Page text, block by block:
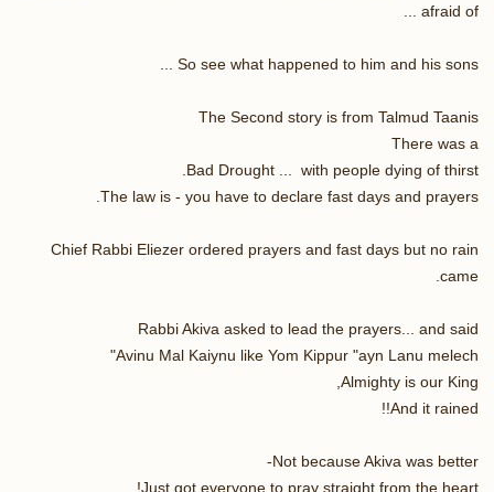
afraid of ...
So see what happened to him and his sons ...
The Second story is from Talmud Taanis
There was a
Bad Drought ... with people dying of thirst.
The law is - you have to declare fast days and prayers.
Chief Rabbi Eliezer ordered prayers and fast days but no rain
came.
Rabbi Akiva asked to lead the prayers... and said
Avinu Mal Kaiynu like Yom Kippur "ayn Lanu melech"
Almighty is our King,
And it rained!!
Not because Akiva was better-
Just got everyone to pray straight from the heart!